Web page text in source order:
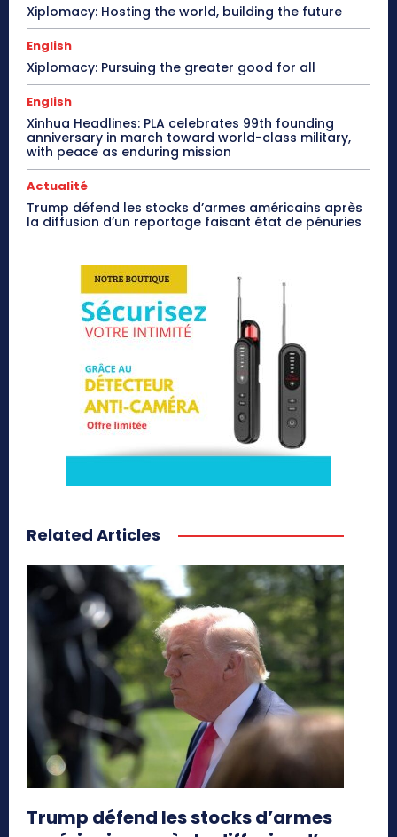
Xiplomacy: Hosting the world, building the future
English
Xiplomacy: Pursuing the greater good for all
English
Xinhua Headlines: PLA celebrates 99th founding
anniversary in march toward world-class military,
with peace as enduring mission
Actualité
Trump défend les stocks d’armes américains après
la diffusion d’un reportage faisant état de pénuries
Related Articles
Trump défend les stocks d’armes